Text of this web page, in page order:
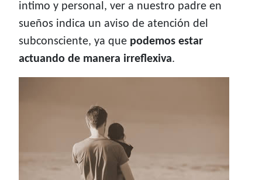
intimo y personal, ver a nuestro padre en
sueños indica un aviso de atención del
subconsciente, ya que podemos estar
actuando de manera irreflexiva.